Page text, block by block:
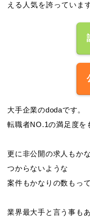
える人気を誇っていま
大手企業のdodaです。
転職者NO.1の満足度を
更に非公開の求人もか
つからないような
案件もかなりの数もっ
業界最大手と言う事も